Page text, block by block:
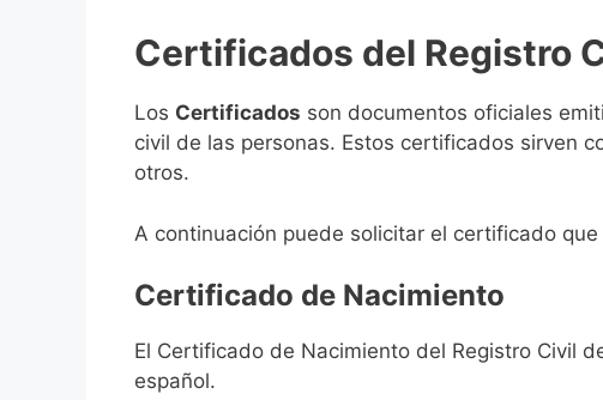
Certificados del Registro
Los Certificados son documentos oficiales
civil de las personas. Estos certificados sirven
otros.
A continuación puede solicitar el certificado
Certificado de Nacimiento
El Certificado de Nacimiento del Registro Civil
español.